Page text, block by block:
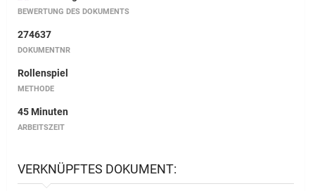
BEWERTUNG DES DOKUMENTS
274637
DOKUMENTNR
Rollenspiel
METHODE
45 Minuten
ARBEITSZEIT
VERKNÜPFTES DOKUMENT: